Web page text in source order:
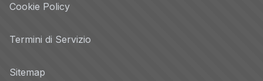
Cookie Policy
Termini di Servizio
Sitemap